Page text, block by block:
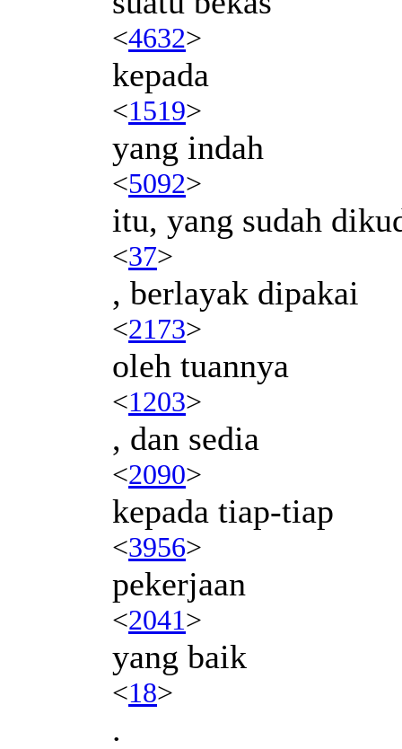
<4632>
kepada
<1519>
yang indah
<5092>
itu, yang sudah
<37>
, berlayak dipakai
<2173>
oleh tuannya
<1203>
, dan sedia
<2090>
kepada tiap-tiap
<3956>
pekerjaan
<2041>
yang baik
<18>
.